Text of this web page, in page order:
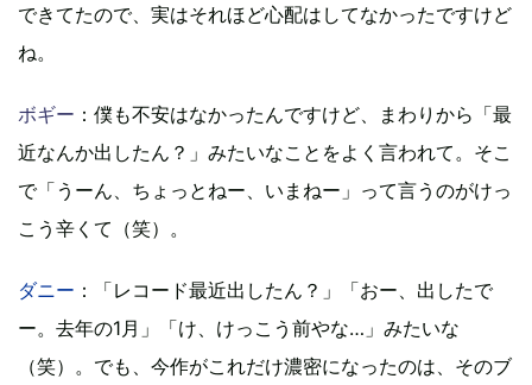
できてたので、実はそれほど心配はしてなかったですけど
ね。
ボギー ：僕も不安はなかったんですけど、まわりから「最
近なんか出したん？」みたいなことをよく言われて。そこ
で「うーん、ちょっとねー、いまねー」って言うのがけっ
こう辛くて（笑）。
ダニー ：「レコード最近出したん？」「おー、出したで
ー。去年の1月」「け、けっこう前やな…」みたいな
（笑）。でも、今作がこれだけ濃密になったのは、そのブ